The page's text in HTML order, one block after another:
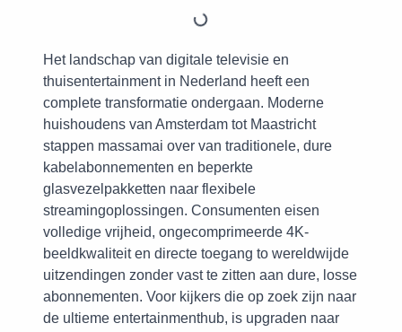
Het landschap van digitale televisie en
thuisentertainment in Nederland heeft een
complete transformatie ondergaan. Moderne
huishoudens van Amsterdam tot Maastricht
stappen massamai over van traditionele, dure
kabelabonnementen en beperkte
glasvezelpakketten naar flexibele
streamingoplossingen. Consumenten eisen
volledige vrijheid, ongecomprimeerde 4K-
beeldkwaliteit en directe toegang to wereldwijde
uitzendingen zonder vast te zitten aan dure, losse
abonnementen. Voor kijkers die op zoek zijn naar
de ultieme entertainmenthub, is upgraden naar